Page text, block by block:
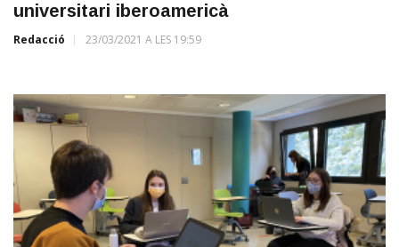
universitari iberoamericà
Redacció 23/03/2021 A LES 19:59